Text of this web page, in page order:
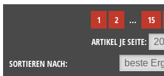
1 2 ... 15
ARTIKEL JE SEITE:
SORTIEREN NACH: